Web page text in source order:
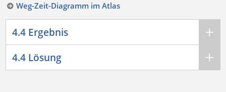
Weg-Zeit-Diagramm im Atlas
4.4 Ergebnis
4.4 Lösung